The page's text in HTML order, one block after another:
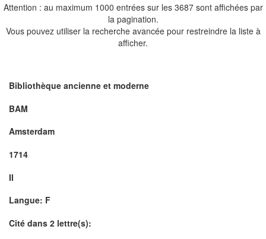
Attention : au maximum 1000 entrées sur les 3687 sont affichées par
la pagination.
Vous pouvez utiliser la recherche avancée pour restreindre la liste à
afficher.
Bibliothèque ancienne et moderne
BAM
Amsterdam
1714
II
Langue: F
Cité dans 2 lettre(s):